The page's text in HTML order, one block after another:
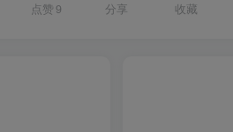
点赞 9 分享 收藏